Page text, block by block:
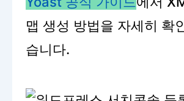
맵 생성 방법을 자세히 확
습니다.